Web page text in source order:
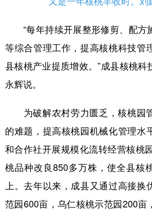
“每年持续开展整形修剪、配方
等综合管理工作，提高核桃科技管
县核桃产业提质增效。”成县核桃科
永辉说。
为破解农村劳力匮乏，核桃园
的难题，提高核桃园机械化管理水
和合作社开展规模化流转经营核桃
桃品种改良850多万株，使全县核
上。去年以来，成县又通过高接换
范园600亩，乌仁核桃示范园200亩